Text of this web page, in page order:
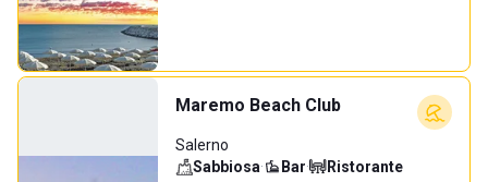
Maremo Beach Club
Salerno
Sabbiosa· Bar· Ristorante